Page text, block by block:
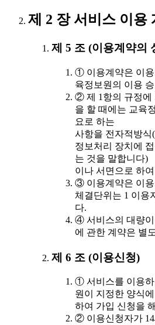
제 2 장 서비스 이용
제 5 조 (이용계약의
① 이용계약은 이용
육정보원의 이용
② 제 1항의 규정에
을 할 때에는 교육
요로 하는
사항을 전자적방식
정보처리 장치에
는 것을 말합니다)
이나 서면으로 하
③ 이용계약은 이
체결단위는 1 이용
다.
④ 서비스의 대량이
에 관한 계약은 별
제 6 조 (이용신청)
① 서비스를 이용하
원이 지정한 양식
하여 가입 신청을
② 이용신청자가